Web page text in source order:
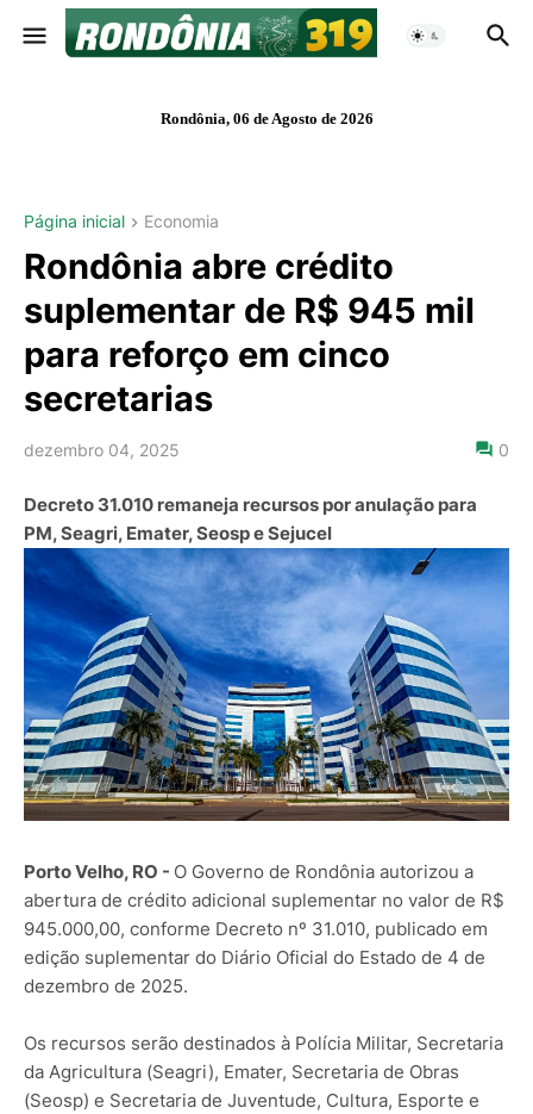
Rondônia, 06 de Agosto de 2026
Página inicial Economia
Rondônia abre crédito
suplementar de R$ 945 mil
para reforço em cinco
secretarias
dezembro 04, 2025 0
Decreto 31.010 remaneja recursos por anulação para
PM, Seagri, Emater, Seosp e Sejucel
Porto Velho, RO - O Governo de Rondônia autorizou a
abertura de crédito adicional suplementar no valor de R$
945.000,00, conforme Decreto nº 31.010, publicado em
edição suplementar do Diário Oficial do Estado de 4 de
dezembro de 2025.
Os recursos serão destinados à Polícia Militar, Secretaria
da Agricultura (Seagri), Emater, Secretaria de Obras
(Seosp) e Secretaria de Juventude, Cultura, Esporte e